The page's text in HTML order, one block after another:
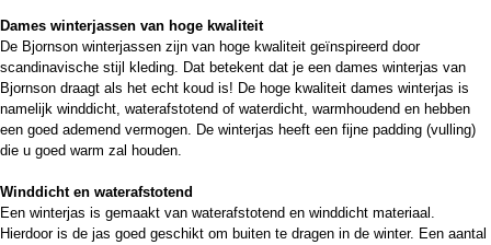
Dames winterjassen van hoge kwaliteit
De Bjornson winterjassen zijn van hoge kwaliteit geïnspireerd door
scandinavische stijl kleding. Dat betekent dat je een dames winterjas van
Bjornson draagt als het echt koud is! De hoge kwaliteit dames winterjas is
namelijk winddicht, waterafstotend of waterdicht, warmhoudend en hebben
een goed ademend vermogen. De winterjas heeft een fijne padding (vulling)
die u goed warm zal houden.
Winddicht en waterafstotend
Een winterjas is gemaakt van waterafstotend en winddicht materiaal.
Hierdoor is de jas goed geschikt om buiten te dragen in de winter. Een aantal